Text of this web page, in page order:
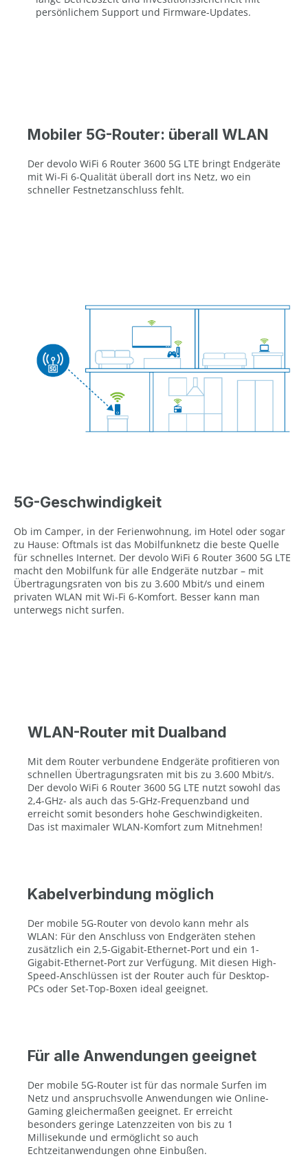
persönlichem Support und Firmware-Updates.
Mobiler 5G-Router: überall WLAN
Der devolo WiFi 6 Router 3600 5G LTE bringt Endgeräte
mit Wi‑Fi 6-Qualität überall dort ins Netz, wo ein
schneller Festnetzanschluss fehlt.
5G-Geschwindigkeit
Ob im Camper, in der Ferienwohnung, im Hotel oder sogar
zu Hause: Oftmals ist das Mobilfunknetz die beste Quelle
für schnelles Internet. Der devolo WiFi 6 Router 3600 5G LTE
macht den Mobilfunk für alle Endgeräte nutzbar – mit
Übertragungsraten von bis zu 3.600 Mbit/s und einem
privaten WLAN mit Wi‑Fi 6-Komfort. Besser kann man
unterwegs nicht surfen.
WLAN-Router mit Dualband
Mit dem Router verbundene Endgeräte profitieren von
schnellen Übertragungsraten mit bis zu 3.600 Mbit/s.
Der devolo WiFi 6 Router 3600 5G LTE nutzt sowohl das
2,4-GHz- als auch das 5-GHz-Frequenzband und
erreicht somit besonders hohe Geschwindigkeiten.
Das ist maximaler WLAN-Komfort zum Mitnehmen!
Kabelverbindung möglich
Der mobile 5G-Router von devolo kann mehr als
WLAN: Für den Anschluss von Endgeräten stehen
zusätzlich ein 2,5-Gigabit-Ethernet-Port und ein 1-
Gigabit-Ethernet-Port zur Verfügung. Mit diesen High-
Speed-Anschlüssen ist der Router auch für Desktop-
PCs oder Set-Top-Boxen ideal geeignet.
Für alle Anwendungen geeignet
Der mobile 5G-Router ist für das normale Surfen im
Netz und anspruchsvolle Anwendungen wie Online-
Gaming gleichermaßen geeignet. Er erreicht
besonders geringe Latenzzeiten von bis zu 1
Millisekunde und ermöglicht so auch
Echtzeitanwendungen ohne Einbußen.